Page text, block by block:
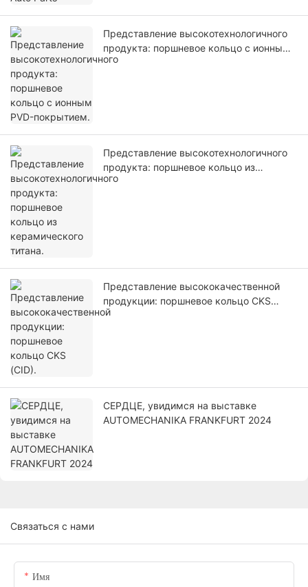
Представление высокотехнологичного
продукта: поршневое кольцо с ионным
PVD-покрытием.
Представление высокотехнологичного
продукта: поршневое кольцо из
керамического титана.
Представление высококачественной
продукции: поршневое кольцо CKS
(CID).
СЕРДЦЕ, увидимся на выставке
AUTOMECHANIKA FRANKFURT 2024
Связаться с нами
Имя